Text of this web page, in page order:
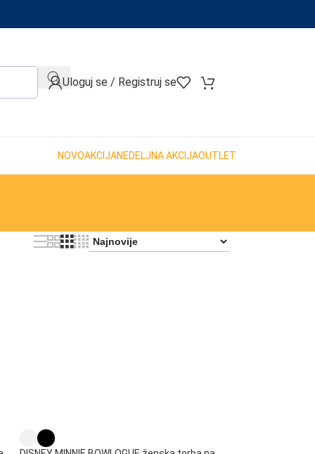
When autocomplete results are available use up and down
Uloguj se / Registruj se
NOVOAKCIJANEDELJNA AKCIJAOUTLET